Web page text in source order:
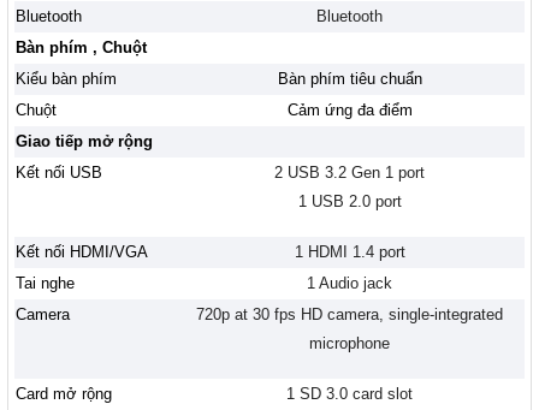
Bluetooth
Bluetooth
Bàn phím , Chuột
Kiểu bàn phím
Bàn phím tiêu chuẩn
Chuột
Cảm ứng đa điểm
Giao tiếp mở rộng
Kết nối USB
2 USB 3.2 Gen 1 port
1 USB 2.0 port
Kết nối HDMI/VGA
1 HDMI 1.4 port
Tai nghe
1 Audio jack
Camera
720p at 30 fps HD camera, single-integrated
microphone
Card mở rộng 1 SD 3.0 card slot